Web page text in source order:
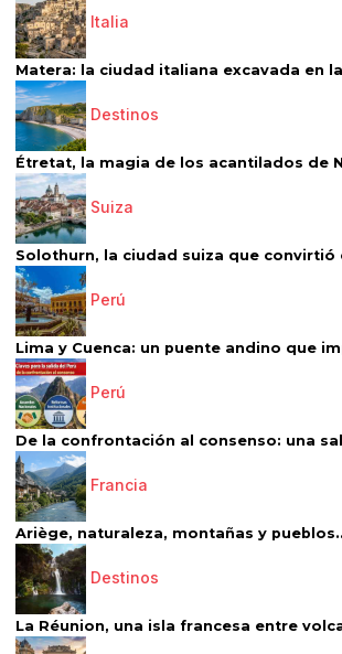
Italia
Matera: la ciudad italiana excavada en
Destinos
Étretat, la magia de los acantilados de
Suiza
Solothurn, la ciudad suiza que convirtió
Perú
Lima y Cuenca: un puente andino que
Perú
De la confrontación al consenso: una
Francia
Ariège, naturaleza, montañas y
Destinos
La Réunion, una isla francesa entre